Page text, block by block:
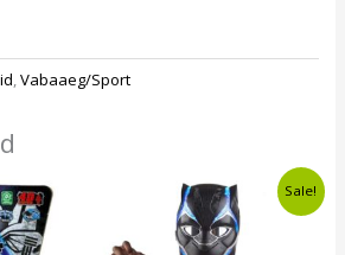
,Vabaaeg/Sport
Sale!
Algne
hind
oli:
€79,00.
Current
price